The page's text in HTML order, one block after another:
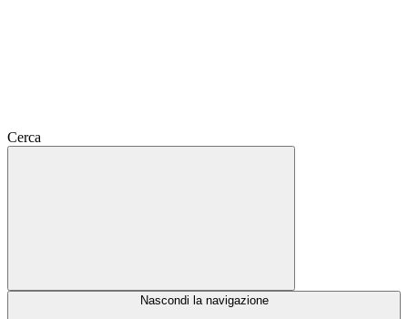
Cerca
Nascondi la navigazione